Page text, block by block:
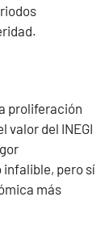
proliferación
valor del INEGI
pero sí
más